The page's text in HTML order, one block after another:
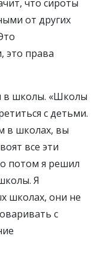
что сироты
от других
это права
в школы. «Школы
с детьми.
в школах, вы
все эти
потом я решил
Я
школах, они не
с